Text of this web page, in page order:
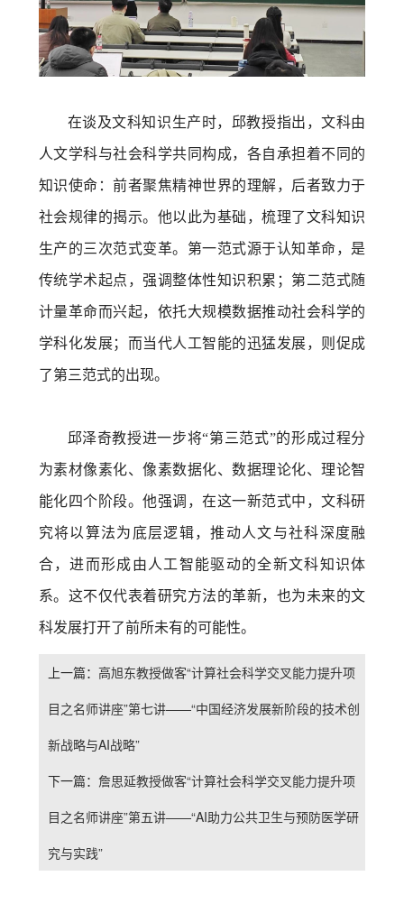
在谈及文科知识生产时，邱教授指出，文科由
人文学科与社会科学共同构成，各自承担着不同的
知识使命：前者聚焦精神世界的理解，后者致力于
社会规律的揭示。他以此为基础，梳理了文科知识
生产的三次范式变革。第一范式源于认知革命，是
传统学术起点，强调整体性知识积累；第二范式随
计量革命而兴起，依托大规模数据推动社会科学的
学科化发展；而当代人工智能的迅猛发展，则促成
了第三范式的出现。
邱泽奇教授进一步将“第三范式”的形成过程分
为素材像素化、像素数据化、数据理论化、理论智
能化四个阶段。他强调，在这一新范式中，文科研
究将以算法为底层逻辑，推动人文与社科深度融
合，进而形成由人工智能驱动的全新文科知识体
系。这不仅代表着研究方法的革新，也为未来的文
科发展打开了前所未有的可能性。
上一篇： 高旭东教授做客“计算社会科学交叉能力提升项
目之名师讲座”第七讲——“中国经济发展新阶段的技术创
新战略与AI战略”
下一篇： 詹思延教授做客“计算社会科学交叉能力提升项
目之名师讲座”第五讲——“AI助力公共卫生与预防医学研
究与实践”